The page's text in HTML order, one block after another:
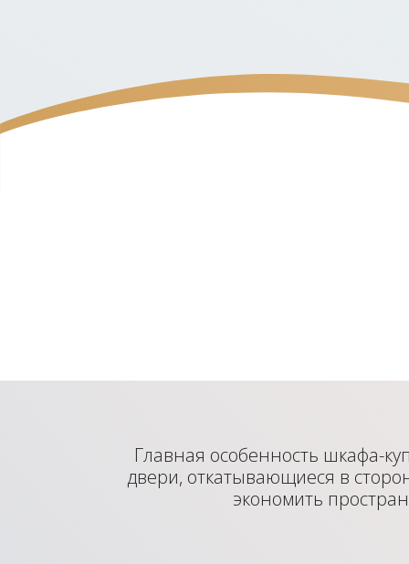
Главная особенность шкафа-
двери, откатывающиеся в
экономить